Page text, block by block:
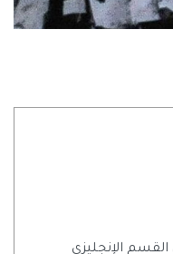
الإنجليزي